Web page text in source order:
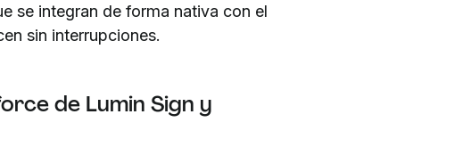
se integran de forma nativa con el
sin interrupciones.
de Lumin Sign y